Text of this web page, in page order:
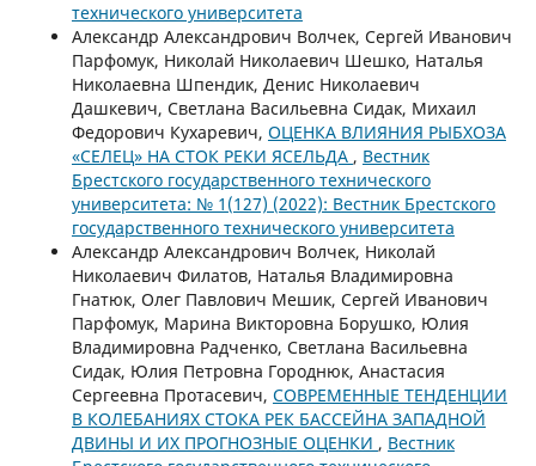
технического университета
Александр Александрович Волчек, Сергей Иванович
Парфомук, Николай Николаевич Шешко, Наталья
Николаевна Шпендик, Денис Николаевич
Дашкевич, Светлана Васильевна Сидак, Михаил
Федорович Кухаревич, ОЦЕНКА ВЛИЯНИЯ РЫБХОЗА
«СЕЛЕЦ» НА СТОК РЕКИ ЯСЕЛЬДА , Вестник
Брестского государственного технического
университета: № 1(127) (2022): Вестник Брестского
государственного технического университета
Александр Александрович Волчек, Николай
Николаевич Филатов, Наталья Владимировна
Гнатюк, Олег Павлович Мешик, Сергей Иванович
Парфомук, Марина Викторовна Борушко, Юлия
Владимировна Радченко, Светлана Васильевна
Сидак, Юлия Петровна Городнюк, Анастасия
Сергеевна Протасевич, СОВРЕМЕННЫЕ ТЕНДЕНЦИИ
В КОЛЕБАНИЯХ СТОКА РЕК БАССЕЙНА ЗАПАДНОЙ
ДВИНЫ И ИХ ПРОГНОЗНЫЕ ОЦЕНКИ , Вестник